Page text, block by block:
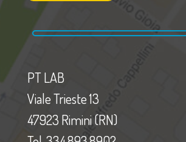
PT LAB
Viale Trieste 13
47923 Rimini (RN)